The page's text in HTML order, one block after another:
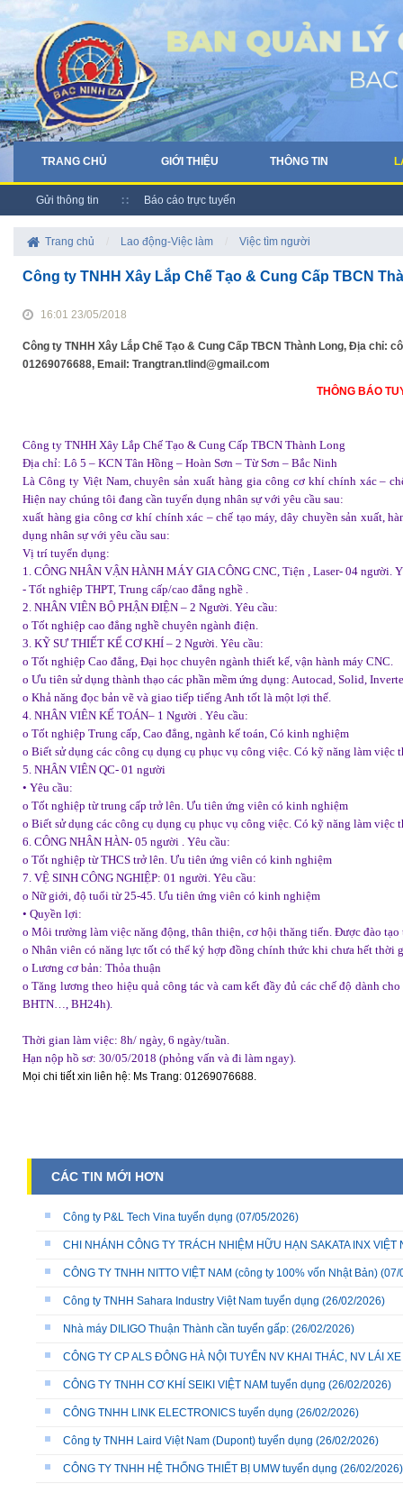
TRANG CHỦ GIỚI THIỆU THÔNG TIN
Gửi thông tin Báo cáo trực tuyến
Trang chủ Lao động-Việc làm Việc tìm người
Công ty TNHH Xây Lắp Chế Tạo & Cung Cấp TBCN
16:01 23/05/2018
Công ty TNHH Xây Lắp Chế Tạo & Cung Cấp TBCN Thành Long, Địa chỉ:
01269076688, Email: Trangtran.tlind@gmail.com
THÔNG BÁO
Công ty TNHH Xây Lắp Chế Tạo & Cung Cấp TBCN Thành Long
Địa chỉ: Lô 5 – KCN Tân Hồng – Hoàn Sơn – Từ Sơn – Bắc Ninh
Là Công ty Việt Nam, chuyên sản xuất hàng gia công cơ khí chính xác –
Hiện nay chúng tôi đang cần tuyển dụng nhân sự với yêu cầu sau:
xuất hàng gia công cơ khí chính xác – chế tạo máy, dây chuyền sản xuất,
dụng nhân sự với yêu cầu sau:
Vị trí tuyển dụng:
1. CÔNG NHÂN VẬN HÀNH MÁY GIA CÔNG CNC, Tiện , Laser- 04 người.
- Tốt nghiệp THPT, Trung cấp/cao đẳng nghề .
2. NHÂN VIÊN BỘ PHẬN ĐIỆN – 2 Người. Yêu cầu:
o Tốt nghiệp cao đẳng nghề chuyên ngành điện.
3. KỸ SƯ THIẾT KẾ CƠ KHÍ – 2 Người. Yêu cầu:
o Tốt nghiệp Cao đẳng, Đại học chuyên ngành thiết kế, vận hành máy CNC.
o Ưu tiên sử dụng thành thạo các phần mềm ứng dụng: Autocad, Solid,
o Khả năng đọc bản vẽ và giao tiếp tiếng Anh tốt là một lợi thế.
4. NHÂN VIÊN KẾ TOÁN– 1 Người . Yêu cầu:
o Tốt nghiệp Trung cấp, Cao đẳng, ngành kế toán, Có kinh nghiệm
o Biết sử dụng các công cụ dụng cụ phục vụ công việc. Có kỹ năng làm việc
5. NHÂN VIÊN QC- 01 người
• Yêu cầu:
o Tốt nghiệp từ trung cấp trở lên. Ưu tiên ứng viên có kinh nghiệm
o Biết sử dụng các công cụ dụng cụ phục vụ công việc. Có kỹ năng làm việc
6. CÔNG NHÂN HÀN- 05 người . Yêu cầu:
o Tốt nghiệp từ THCS trở lên. Ưu tiên ứng viên có kinh nghiệm
7. VỆ SINH CÔNG NGHIỆP: 01 người. Yêu cầu:
o Nữ giới, độ tuổi từ 25-45. Ưu tiên ứng viên có kinh nghiệm
• Quyền lợi:
o Môi trường làm việc năng động, thân thiện, cơ hội thăng tiến. Được đào tạo
o Nhân viên có năng lực tốt có thể ký hợp đồng chính thức khi chưa hết thời
o Lương cơ bản: Thỏa thuận
o Tăng lương theo hiệu quả công tác và cam kết đầy đủ các chế độ dành
BHTN…, BH24h).
Thời gian làm việc: 8h/ ngày, 6 ngày/tuần.
Hạn nộp hồ sơ: 30/05/2018 (phỏng vấn và đi làm ngay).
Mọi chi tiết xin liên hệ: Ms Trang: 01269076688.
CÁC TIN MỚI HƠN
Công ty P&L Tech Vina tuyển dụng (07/05/2026)
CHI NHÁNH CÔNG TY TRÁCH NHIỆM HỮU HẠN SAKATA INX
CÔNG TY TNHH NITTO VIỆT NAM (công ty 100% vốn Nhật Bản) (07/
Công ty TNHH Sahara Industry Việt Nam tuyển dụng (26/02/2026)
Nhà máy DILIGO Thuận Thành cần tuyển gấp: (26/02/2026)
CÔNG TY CP ALS ĐÔNG HÀ NỘI TUYỂN NV KHAI THÁC, NV LÁI
CÔNG TY TNHH CƠ KHÍ SEIKI VIỆT NAM tuyển dụng (26/02/2026)
CÔNG TNHH LINK ELECTRONICS tuyển dụng (26/02/2026)
Công ty TNHH Laird Việt Nam (Dupont) tuyển dụng (26/02/2026)
CÔNG TY TNHH HỆ THỐNG THIẾT BỊ UMW tuyển dụng (26/02/2026)